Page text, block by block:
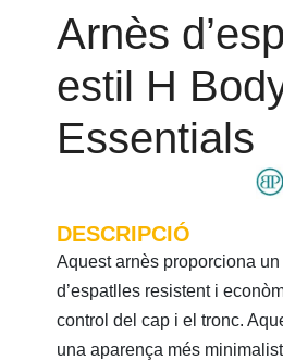
Arnès
estil H
Essentials
DESCRIPCIÓ
Aquest arnès proporciona
d’espatlles resistent i
control del cap i el tronc.
una aparença més